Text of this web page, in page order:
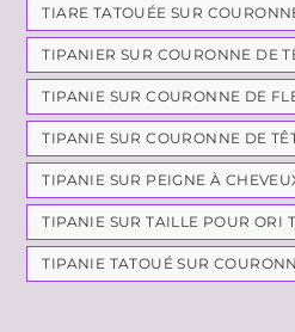
TIARE TATOUÉE SUR
TIPANIER SUR COURONNE DE
TIPANIE SUR COURONNE DE
TIPANIE SUR COURONNE DE
TIPANIE SUR PEIGNE À
TIPANIE SUR TAILLE POUR ORI
TIPANIE TATOUÉ SUR